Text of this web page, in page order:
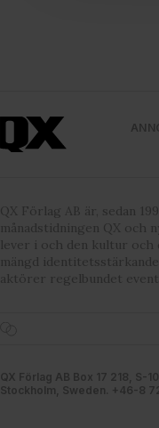
QX Förlag AB är, sedan
månadstidningen QX och
lever i och den kultur och
mängd
aktörer regelbundet
QX Förlag AB Box 17 218, S-
Stockholm, Sweden. +46-8